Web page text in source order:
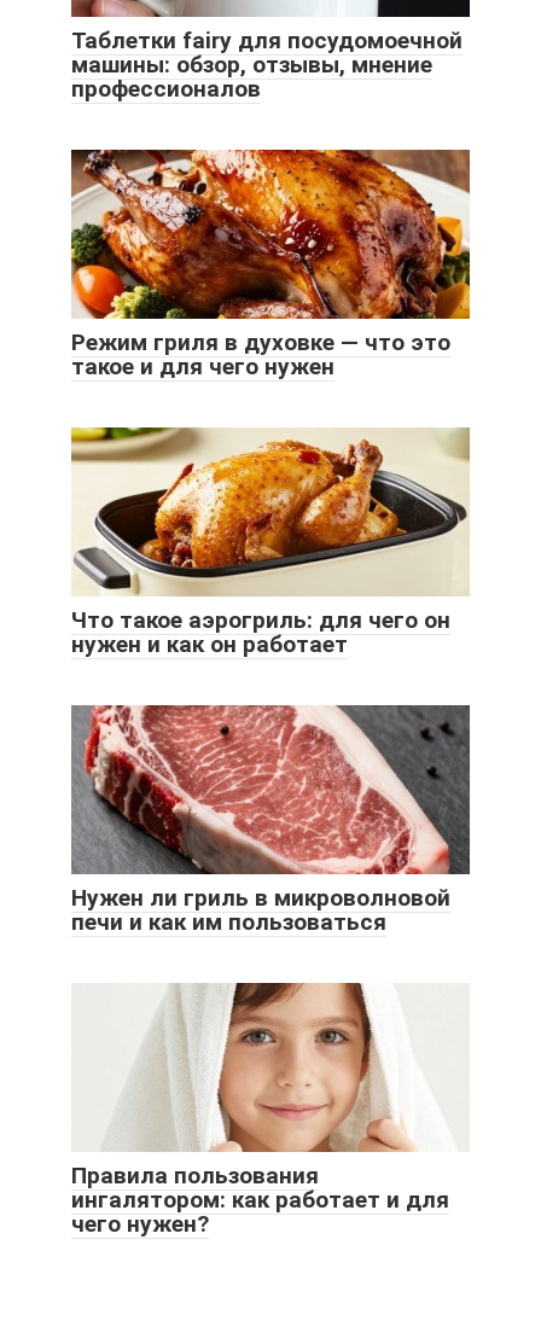
Таблетки fairy для посудомоечной
машины: обзор, отзывы, мнение
профессионалов
Режим гриля в духовке — что это
такое и для чего нужен
Что такое аэрогриль: для чего он
нужен и как он работает
Нужен ли гриль в микроволновой
печи и как им пользоваться
Правила пользования
ингалятором: как работает и для
чего нужен?